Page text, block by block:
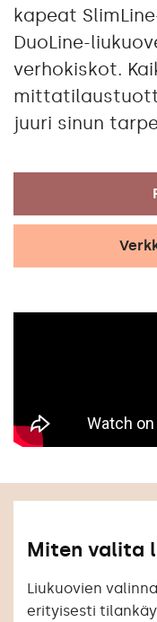
kapeat
DuoLine-
verhokiskot.
juuri sinun
Miten valita
Liukuovien
erityisesti